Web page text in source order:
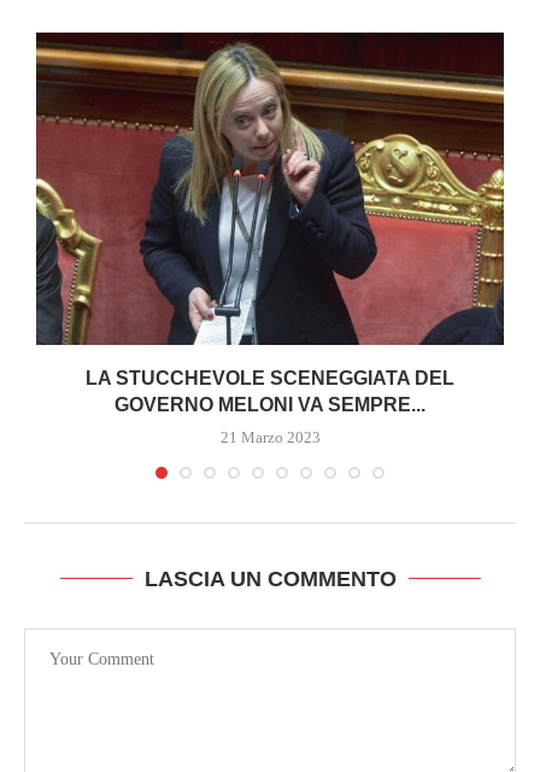
LA STUCCHEVOLE SCENEGGIATA DEL
GOVERNO MELONI VA SEMPRE...
21 Marzo 2023
LASCIA UN COMMENTO